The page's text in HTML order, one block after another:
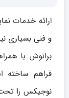
ارائه خدمات
و فنی بسیاری
برانوش با
فراهم ساخته
نوجیکس را